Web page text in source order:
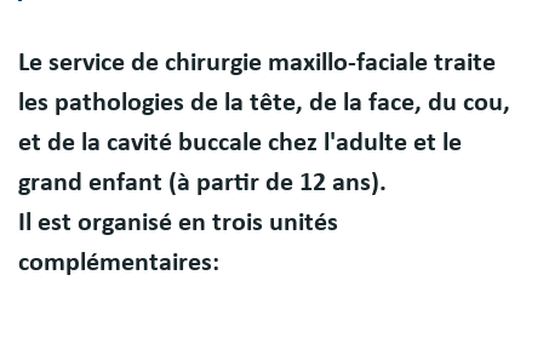
Présentation
Le service de chirurgie maxillo-faciale traite
les pathologies de la tête, de la face, du cou,
et de la cavité buccale chez l'adulte et le
grand enfant (à partir de 12 ans).
Il est organisé en trois unités
complémentaires: